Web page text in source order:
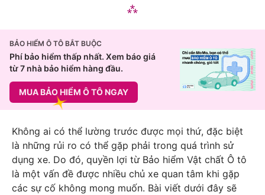
BẢO HIỂM Ô TÔ BẮT BUỘC
Phí bảo hiểm thấp nhất. Xem báo giá
từ 7 nhà bảo hiểm hàng đầu.
MUA BẢO HIỂM Ô TÔ NGAY
Không ai có thể lường trước được mọi thứ, đặc biệt
là những rủi ro có thể gặp phải trong quá trình sử
dụng xe. Do đó, quyền lợi từ Bảo hiểm Vật chất Ô tô
là một vấn đề được nhiều chủ xe quan tâm khi gặp
các sự cố không mong muốn. Bài viết dưới đây sẽ